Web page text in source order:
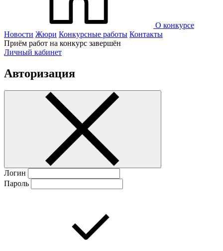
О конкурсе
Новости Жюри Конкурсные работы Контакты
Приём работ на конкурс завершён
Личный кабинет
Авторизация
Логин
Пароль